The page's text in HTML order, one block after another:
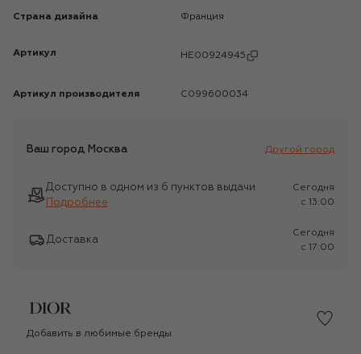
Страна дизайна Франция
Артикул HE00924945
Артикул производителя C099600034
Ваш город Москва Другой город
Доступно в одном из 6 пунктов выдачи
Подробнее
Сегодня
c 13:00
Доставка
Сегодня
c 17:00
Добавить в любимые бренды